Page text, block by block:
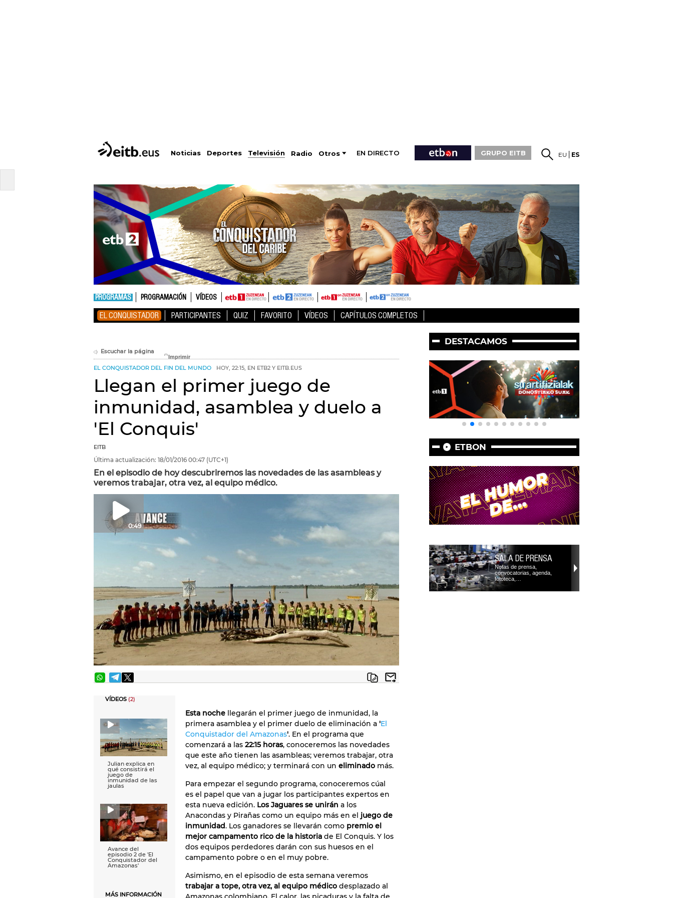
Noticias Deportes Televisión Radio Otros EN DIRECTO GRUPO EITB EU ES
PROGRAMAS PROGRAMACIÓN VÍDEOS
EL CONQUISTADOR PARTICIPANTES QUIZ FAVORITO VÍDEOS CAPÍTULOS COMPLETOS
Escuchar la página
EL CONQUISTADOR DEL FIN DEL MUNDO HOY, 22:15, EN ETB2 Y EITB.EUS
Llegan el primer juego de
inmunidad, asamblea y duelo a
'El Conquis'
EITB
Última actualización: 18/01/2016 00:47 (UTC+1)
En el episodio de hoy descubriremos las novedades de las asambleas y
veremos trabajar, otra vez, al equipo médico.
0:49
VÍDEOS (2)
Julian explica en
qué consistirá el
juego de
inmunidad de las
jaulas
Avance del
episodio 2 de 'El
Conquistador del
Amazonas'
MÁS INFORMACIÓN
Esta noche llegarán el primer juego de inmunidad, la
primera asamblea y el primer duelo de eliminación a 'El
Conquistador del Amazonas'. En el programa que
comenzará a las 22:15 horas, conoceremos las novedades
que este año tienen las asambleas; veremos trabajar, otra
vez, al equipo médico; y terminará con un eliminado más.
Para empezar el segundo programa, conoceremos cúal
es el papel que van a jugar los participantes expertos en
esta nueva edición. Los Jaguares se unirán a los
Anacondas y Pirañas como un equipo más en el juego de
inmunidad. Los ganadores se llevarán como premio el
mejor campamento rico de la historia de El Conquis. Y los
dos equipos perdedores darán con sus huesos en el
campamento pobre o en el muy pobre.
Asimismo, en el episodio de esta semana veremos
trabajar a tope, otra vez, al equipo médico desplazado al
DESTACAMOS
ETBON
SALA DE PRENSA
Notas de prensa,
convocatorias, agenda,
fototeca,…